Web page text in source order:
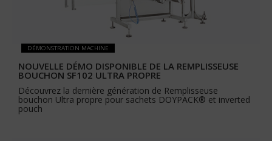
DÉMONSTRATION MACHINE
NOUVELLE DÉMO DISPONIBLE DE LA REMPLISSEUSE
BOUCHON SF102 ULTRA PROPRE
Découvrez la dernière génération de Remplisseuse
bouchon Ultra propre pour sachets DOYPACK® et inverted
pouch